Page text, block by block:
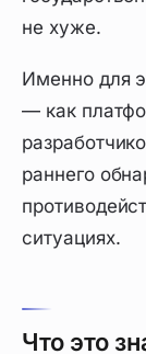
не хуже.
Именно для
— как
раннего
ситуациях.
Что это